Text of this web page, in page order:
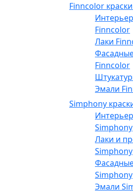
Finncolor
Finncolor
Лаки
Finncolor
Эмали
Simphony
Simphony
Лаки и
Simphony
Simphony
Эмали